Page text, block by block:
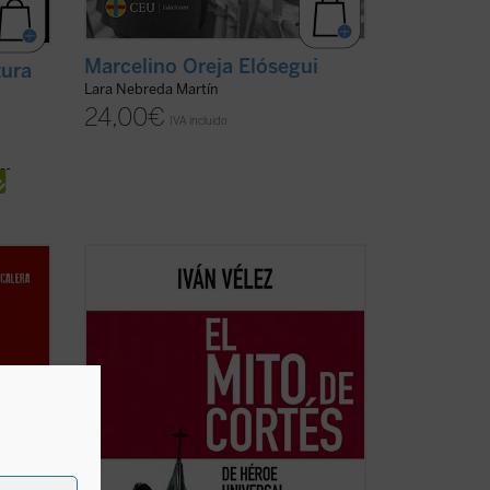
Marcelino Oreja Elósegui
Lara Nebreda Martín
24,00€ IVA incluido
El mito de Cortésse aborda la figura
visiones que de él se han tenido a lo
largo de los siglos, empezando por las de
sus contemporáneos y llegando hasta las
de nuestro presente, al tiempo que se ...